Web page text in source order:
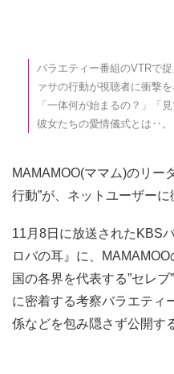
バラエティー番組のVTRで
ァサの行動が視聴者に衝撃
「一体何が始まるの？」「
彼女たちの愛情儀式とは‥。
MAMAMOO(ママム)のリー
行動”が、ネットユーザーに
11月8日に放送されたKBS
ロバの耳』に、
国の各界を代表する”セレ
に密着する考察バラエティ
係などを包み隠さず公開す